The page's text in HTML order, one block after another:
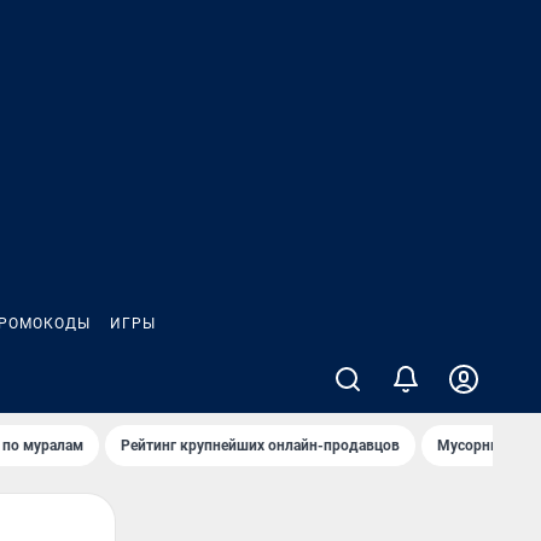
ИГРЫ
по мурaлaм Рейтинг крупнейших онлайн-продавцов Мусорный